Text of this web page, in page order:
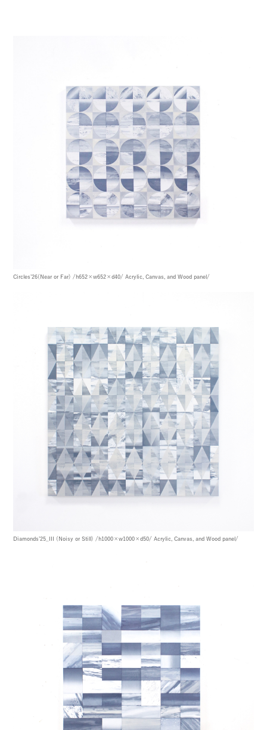
Circles’26(Near or Far) /h652×w652×d40/ Acrylic, Canvas, and Wood panel/
Diamonds’25_III (Noisy or Still) /h1000×w1000×d50/Acrylic, Canvas, and Wood panel/